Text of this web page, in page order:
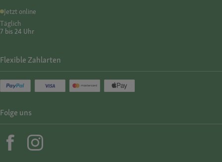
Jetzt online
Täglich
7 bis 24 Uhr
Flexible Zahlarten
Folge uns